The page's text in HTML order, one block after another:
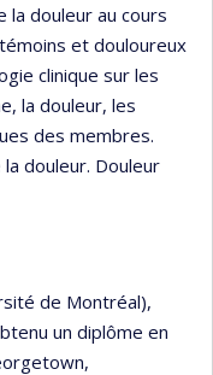
la douleur au cours
et douloureux
clinique sur les
la douleur, les
des membres.
douleur. Douleur
de Montréal),
un diplôme en